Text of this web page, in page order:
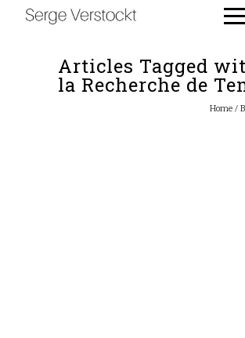
Articles Tagged
la Recherche de
Home /